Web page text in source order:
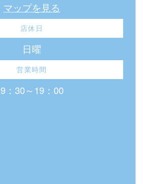
マップを見る
店休日
日曜
営業時間
9：30～19：00